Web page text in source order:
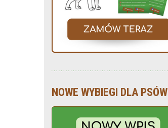
NOWE WYBIEGI DLA PSÓW